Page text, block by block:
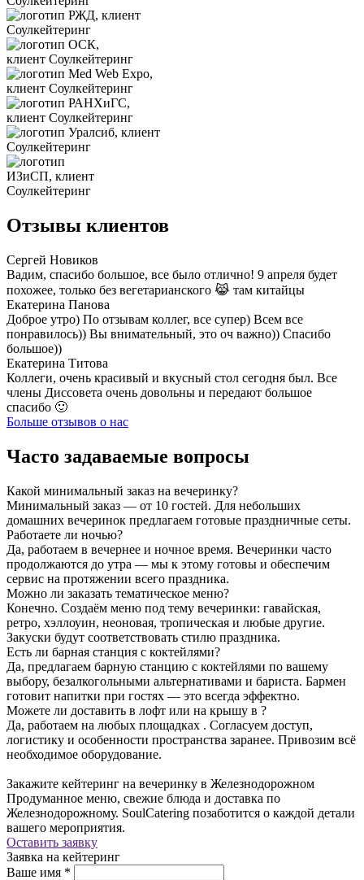
Отзывы клиентов
Сергей Новиков
Вадим, спасибо большое, все было отлично! 9 апреля будет
похожее, только без вегетарианского 😹 там китайцы
Екатерина Панова
Доброе утро) По отзывам коллег, все супер) Всем все
понравилось)) Вы внимательный, это оч важно)) Спасибо
большое))
Екатерина Титова
Коллеги, очень красивый и вкусный стол сегодня был. Все
члены Диссовета очень довольны и передают большое
спасибо 🙂
Больше отзывов о нас
Часто задаваемые вопросы
Какой минимальный заказ на вечеринку?
Минимальный заказ — от 10 гостей. Для небольших
домашних вечеринок предлагаем готовые праздничные сеты.
Работаете ли ночью?
Да, работаем в вечернее и ночное время. Вечеринки часто
продолжаются до утра — мы к этому готовы и обеспечим
сервис на протяжении всего праздника.
Можно ли заказать тематическое меню?
Конечно. Создаём меню под тему вечеринки: гавайская,
ретро, хэллоуин, неоновая, тропическая и любые другие.
Закуски будут соответствовать стилю праздника.
Есть ли барная станция с коктейлями?
Да, предлагаем барную станцию с коктейлями по вашему
выбору, безалкогольными альтернативами и бариста. Бармен
готовит напитки при гостях — это всегда эффектно.
Можете ли доставить в лофт или на крышу в ?
Да, работаем на любых площадках . Согласуем доступ,
логистику и особенности пространства заранее. Привозим всё
необходимое оборудование.
Закажите кейтеринг на вечеринку в Железнодорожном
Продуманное меню, свежие блюда и доставка по
Железнодорожному. SoulCatering позаботится о каждой детали
вашего мероприятия.
Оставить заявку
Заявка на кейтеринг
Ваше имя *